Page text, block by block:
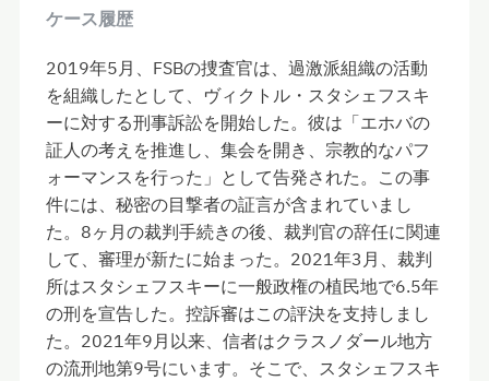
ケース履歴
2019年5月、FSBの捜査官は、過激派組織の活動
を組織したとして、ヴィクトル・スタシェフスキ
ーに対する刑事訴訟を開始した。彼は「エホバの
証人の考えを推進し、集会を開き、宗教的なパフ
ォーマンスを行った」として告発された。この事
件には、秘密の目撃者の証言が含まれていまし
た。8ヶ月の裁判手続きの後、裁判官の辞任に関連
して、審理が新たに始まった。2021年3月、裁判
所はスタシェフスキーに一般政権の植民地で6.5年
の刑を宣告した。控訴審はこの評決を支持しまし
た。2021年9月以来、信者はクラスノダール地方
の流刑地第9号にいます。そこで、スタシェフスキ